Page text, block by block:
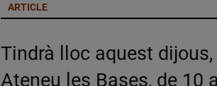
ARTICLE
Tindrà lloc aquest
Ateneu les Bases, de 10